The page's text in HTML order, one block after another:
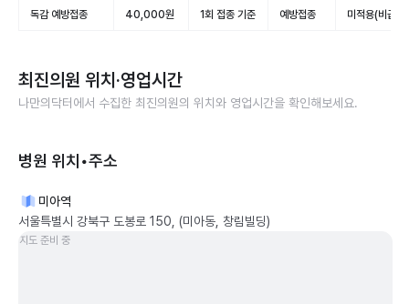
독감 예방접종 40,000원 1회 접종 기준 예방접종 미적용(비급여)
최진의원 위치·영업시간
나만의닥터에서 수집한 최진의원의 위치와 영업시간을 확인해보세요.
병원 위치•주소
미아역
서울특별시 강북구 도봉로 150, (미아동, 창림빌딩)
지도 준비 중